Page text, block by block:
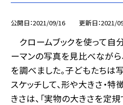
公開日 2021/09/16 更新日 2021/
クロームブックを使って自
ーマンの写真を見比べなが
を調べました。子どもたちは
スケッチして、形や大きさ・
きさは、「実物の大きさを定